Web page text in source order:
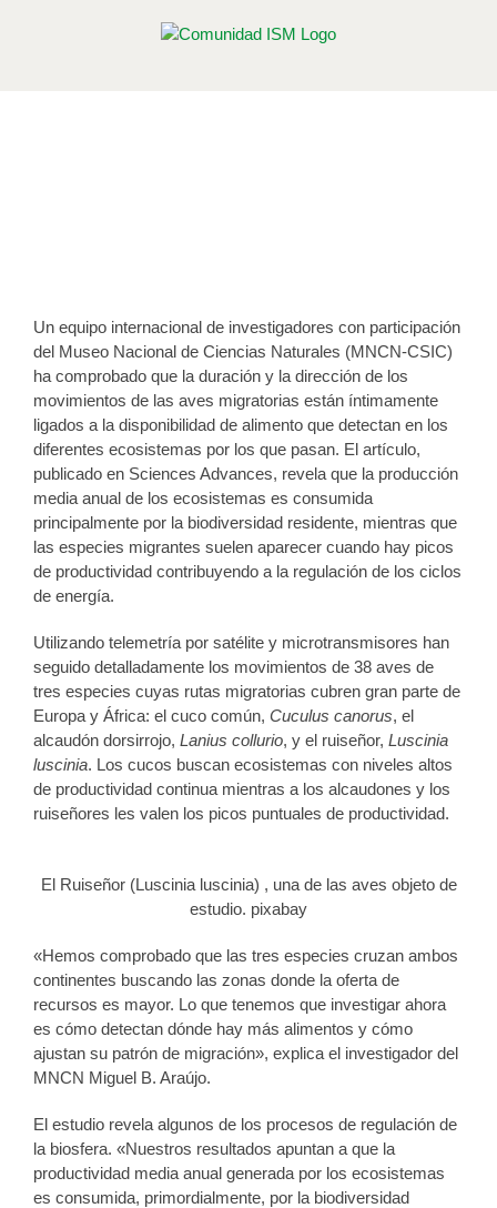
Un equipo internacional de investigadores con participación
del Museo Nacional de Ciencias Naturales (MNCN-CSIC)
ha comprobado que la duración y la dirección de los
movimientos de las aves migratorias están íntimamente
ligados a la disponibilidad de alimento que detectan en los
diferentes ecosistemas por los que pasan. El artículo,
publicado en Sciences Advances, revela que la producción
media anual de los ecosistemas es consumida
principalmente por la biodiversidad residente, mientras que
las especies migrantes suelen aparecer cuando hay picos
de productividad contribuyendo a la regulación de los ciclos
de energía.
Utilizando telemetría por satélite y microtransmisores han
seguido detalladamente los movimientos de 38 aves de
tres especies cuyas rutas migratorias cubren gran parte de
Europa y África: el cuco común, Cuculus canorus, el
alcaudón dorsirrojo, Lanius collurio, y el ruiseñor, Luscinia
luscinia. Los cucos buscan ecosistemas con niveles altos
de productividad continua mientras a los alcaudones y los
ruiseñores les valen los picos puntuales de productividad.
El Ruiseñor (Luscinia luscinia) , una de las aves objeto de
estudio. pixabay
«Hemos comprobado que las tres especies cruzan ambos
continentes buscando las zonas donde la oferta de
recursos es mayor. Lo que tenemos que investigar ahora
es cómo detectan dónde hay más alimentos y cómo
ajustan su patrón de migración», explica el investigador del
MNCN Miguel B. Araújo.
El estudio revela algunos de los procesos de regulación de
la biosfera. «Nuestros resultados apuntan a que la
productividad media anual generada por los ecosistemas
es consumida, primordialmente, por la biodiversidad